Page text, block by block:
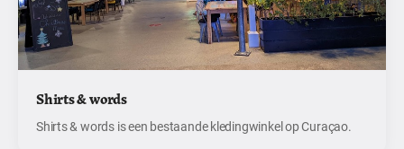
Shirts & words
Shirts & words is een bestaande kledingwinkel op Curaçao.